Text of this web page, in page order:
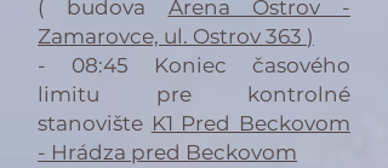
( budova Arena Ostrov -
Zamarovce, ul. Ostrov 363 )
- 08:45 Koniec časového
limitu pre kontrolné
stanovište K1 Pred Beckovom
- Hrádza pred Beckovom